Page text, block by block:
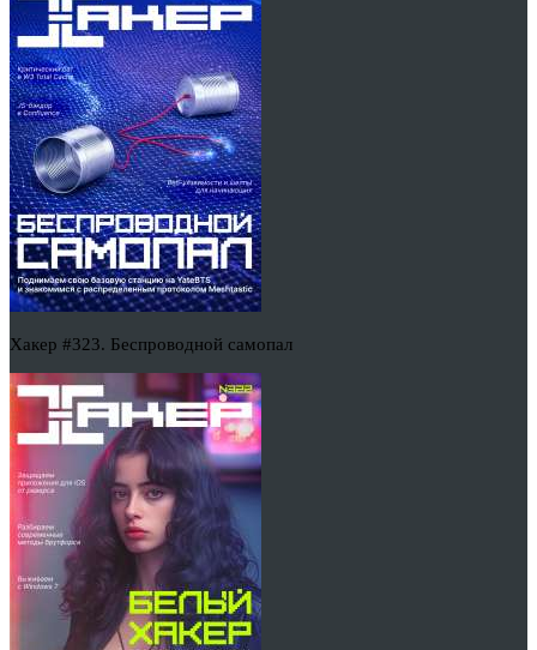
Хакер #323. Беспроводной самопал